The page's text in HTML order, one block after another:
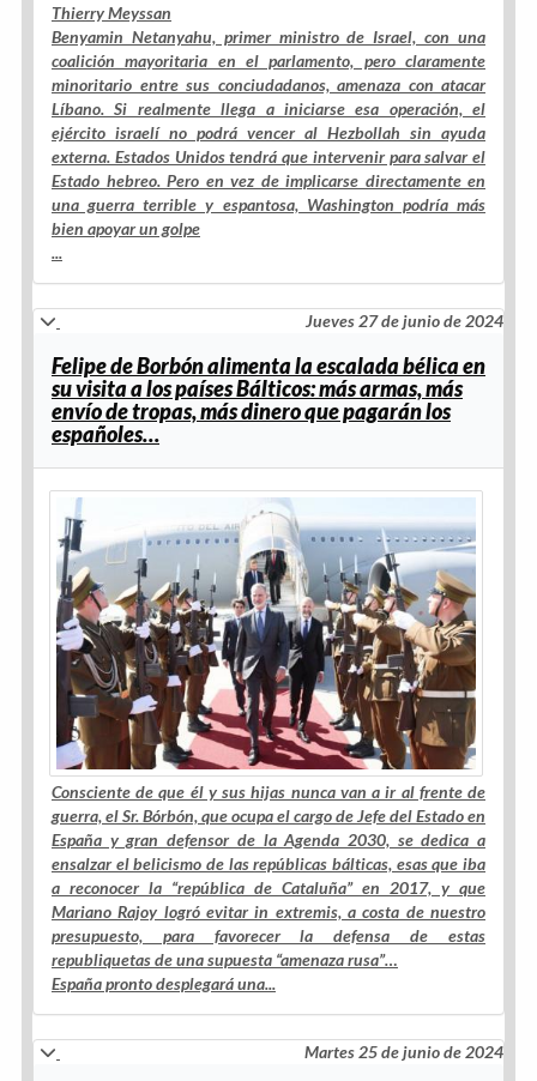
Thierry Meyssan
Benyamin Netanyahu, primer ministro de Israel, con una
coalición mayoritaria en el parlamento, pero claramente
minoritario entre sus conciudadanos, amenaza con atacar
Líbano. Si realmente llega a iniciarse esa operación, el
ejército israelí no podrá vencer al Hezbollah sin ayuda
externa. Estados Unidos tendrá que intervenir para salvar el
Estado hebreo. Pero en vez de implicarse directamente en
una guerra terrible y espantosa, Washington podría más
bien apoyar un golpe
...
Jueves 27 de junio de 2024
Felipe de Borbón alimenta la escalada bélica en
su visita a los países Bálticos: más armas, más
envío de tropas, más dinero que pagarán los
españoles…
Consciente de que él y sus hijas nunca van a ir al frente de
guerra, el Sr. Bórbón, que ocupa el cargo de Jefe del Estado en
España y gran defensor de la Agenda 2030, se dedica a
ensalzar el belicismo de las repúblicas bálticas, esas que iba
a reconocer la “república de Cataluña” en 2017, y que
Mariano Rajoy logró evitar in extremis, a costa de nuestro
presupuesto, para favorecer la defensa de estas
republiquetas de una supuesta “amenaza rusa”…
España pronto desplegará una...
Martes 25 de junio de 2024